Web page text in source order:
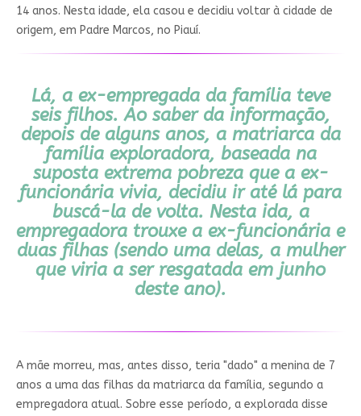
14 anos. Nesta idade, ela casou e decidiu voltar à cidade de
origem, em Padre Marcos, no Piauí.
Lá, a ex-empregada da família teve
seis filhos. Ao saber da informação,
depois de alguns anos, a matriarca da
família exploradora, baseada na
suposta extrema pobreza que a ex-
funcionária vivia, decidiu ir até lá para
buscá-la de volta. Nesta ida, a
empregadora trouxe a ex-funcionária e
duas filhas (sendo uma delas, a mulher
que viria a ser resgatada em junho
deste ano).
A mãe morreu, mas, antes disso, teria "dado" a menina de 7
anos a uma das filhas da matriarca da família, segundo a
empregadora atual. Sobre esse período, a explorada disse